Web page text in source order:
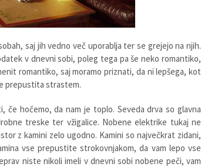
saj jih vedno več uporablja ter se grejejo na njih.
v dnevni sobi, poleg tega pa še neko romantiko,
romantiko, saj moramo priznati, da ni lepšega, kot
prepustita strastem.
če hočemo, da nam je toplo. Seveda drva so glavna
treske ter vžigalice. Nobene elektrike tukaj ne
z kamini zelo ugodno. Kamini so največkrat zidani,
vse prepustite strokovnjakom, da vam lepo vse
niste nikoli imeli v dnevni sobi nobene peči, vam